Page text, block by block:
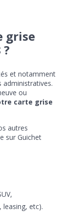
grise
et notamment
administratives.
ou
carte grise
autres
sur Guichet
leasing, etc).